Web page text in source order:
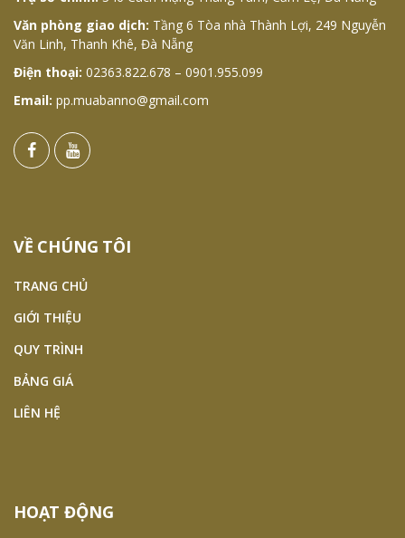
Văn phòng giao dịch: Tầng 6 Tòa nhà Thành Lợi, 249 Nguyễn
Văn Linh, Thanh Khê, Đà Nẵng
Điện thoại: 02363.822.678 – 0901.955.099
Email: pp.muabanno@gmail.com
VỀ CHÚNG TÔI
TRANG CHỦ
GIỚI THIỆU
QUY TRÌNH
BẢNG GIÁ
LIÊN HỆ
HOẠT ĐỘNG